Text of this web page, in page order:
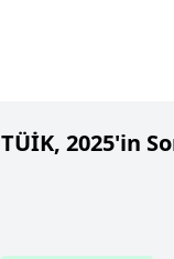
TÜİK, 2025'in